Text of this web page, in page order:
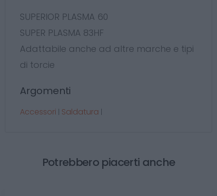
SUPERIOR PLASMA 60
SUPER PLASMA 83HF
Adattabile anche ad altre marche e tipi
di torcie
Argomenti
Accessori Saldatura
Potrebbero piacerti anche